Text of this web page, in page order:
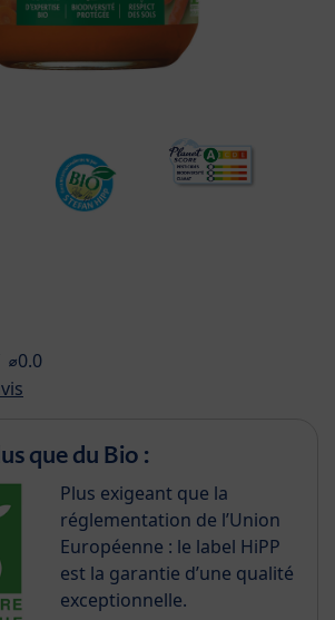
⌀0.0
que du Bio :
Plus exigeant que la
réglementation de l’Union
Européenne : le label HiPP
est la garantie d’une qualité
exceptionnelle.